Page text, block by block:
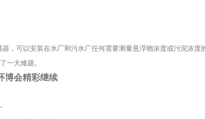
器，可以安装在水厂和污水厂任何需要测量悬浮物浓度或污泥浓
一大难题。
博会精彩继续